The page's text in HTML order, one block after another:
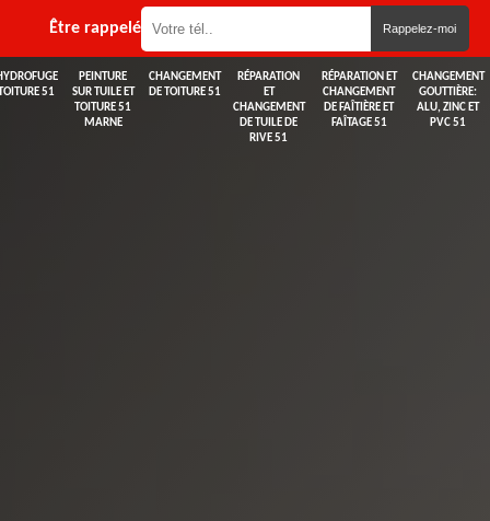
Être rappelé
51
PEINTURE
SUR TUILE ET
TOITURE 51
MARNE
CHANGEMENT
DE TOITURE 51
RÉPARATION
ET
CHANGEMENT
DE TUILE DE
RIVE 51
RÉPARATION ET
CHANGEMENT
DE FAÎTIÈRE ET
FAÎTAGE 51
CHANGEMENT
GOUTTIÈRE:
ALU, ZINC ET
PVC 51